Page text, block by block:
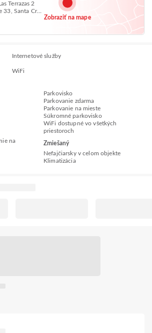
Terrazas 2
33, Santa Cruz
Zobraziť na mape
Internetové služby
WiFi
na
Parkovisko
Parkovanie zdarma
Parkovanie na mieste
Súkromné parkovisko
WiFi dostupné vo všetkých
priestoroch
Zmiešaný
Nefajčiarsky v celom objekte
Klimatizácia